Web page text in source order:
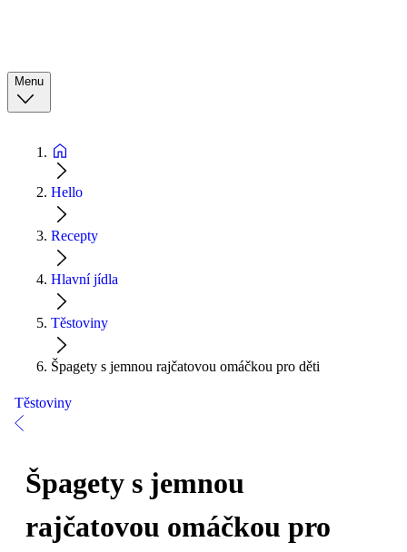
Menu
Hello
Recepty
Hlavní jídla
Těstoviny
Špagety s jemnou rajčatovou omáčkou pro děti
Těstoviny
Špagety s jemnou
rajčatovou omáčkou pro